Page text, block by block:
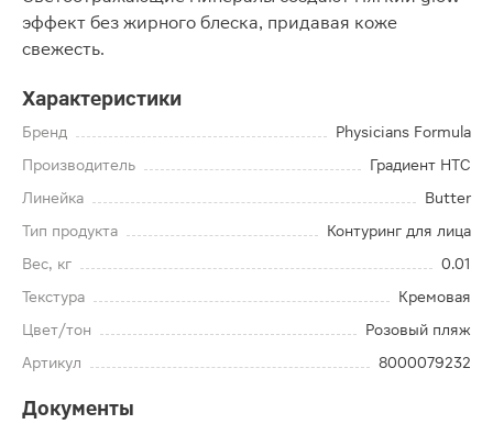
эффект без жирного блеска, придавая коже
свежесть.
Характеристики
Бренд
Physicians Formula
Производитель
Градиент НТС
Линейка
Butter
Тип продукта
Контуринг для лица
Вес, кг
0.01
Текстура
Кремовая
Цвет/тон
Розовый пляж
Артикул
8000079232
Документы